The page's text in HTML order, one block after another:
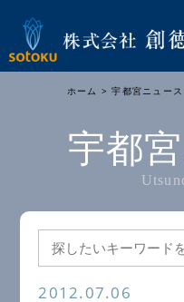
ホーム >宇都宮ニュース
宇都
2012.07.06